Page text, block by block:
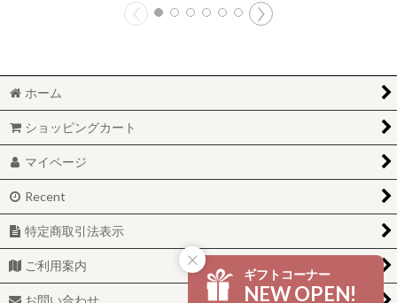
ホーム
ショッピングカート
マイページ
Recent
特定商取引法表示
ご利用案内
お問い合わせ
ギフトコーナー
NEW OPEN!